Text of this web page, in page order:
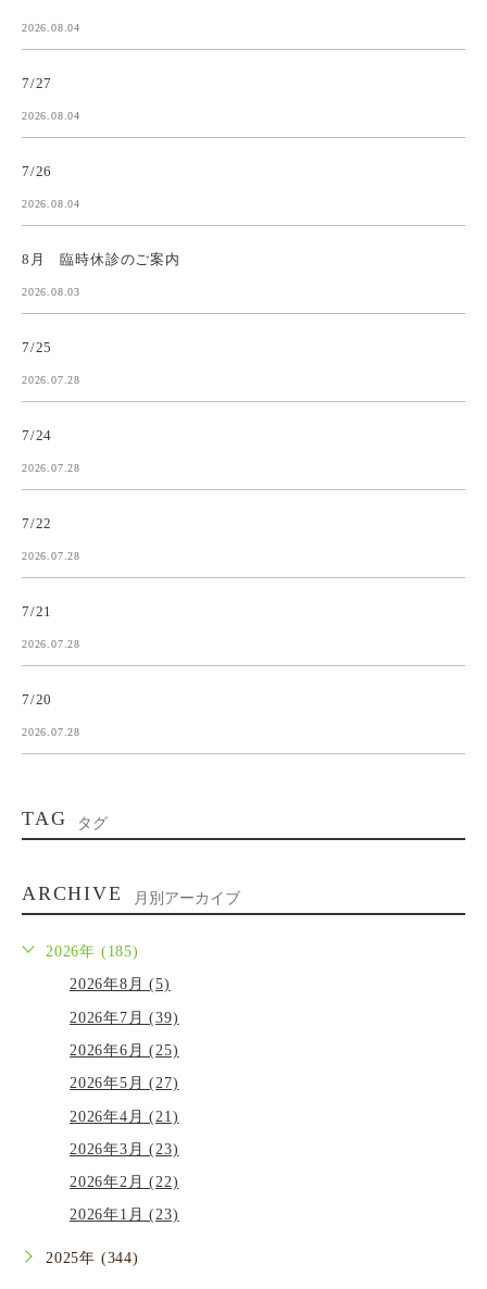
2026.08.04
7/27
2026.08.04
7/26
2026.08.04
8月 臨時休診のご案内
2026.08.03
7/25
2026.07.28
7/24
2026.07.28
7/22
2026.07.28
7/21
2026.07.28
7/20
2026.07.28
TAG タグ
ARCHIVE 月別アーカイブ
2026年 (185)
2026年8月 (5)
2026年7月 (39)
2026年6月 (25)
2026年5月 (27)
2026年4月 (21)
2026年3月 (23)
2026年2月 (22)
2026年1月 (23)
2025年 (344)